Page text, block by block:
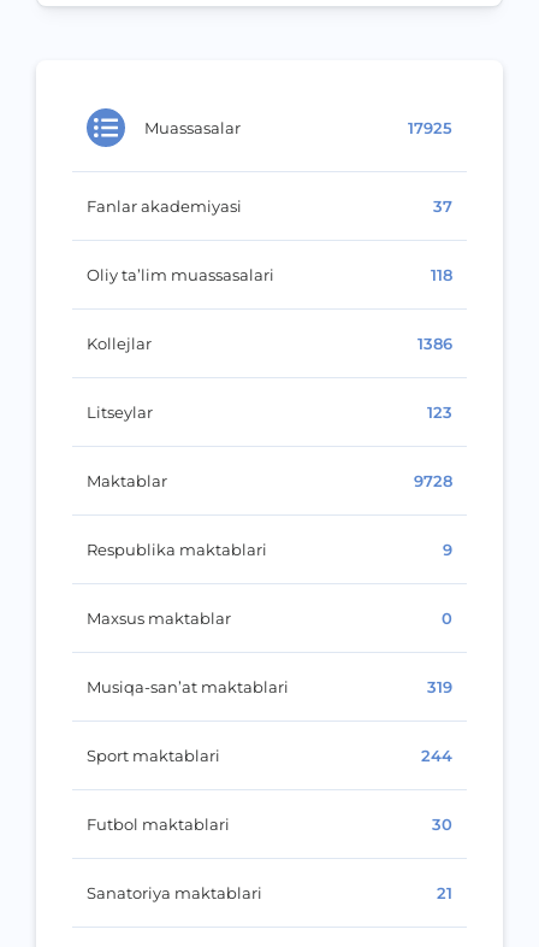
Muassasalar 17925
Fanlar akademiyasi 37
Oliy ta’lim muassasalari 118
Kollejlar 1386
Litseylar 123
Maktablar 9728
Respublika maktablari 9
Maxsus maktablar 0
Musiqa-san’at maktablari 319
Sport maktablari 244
Futbol maktablari 30
Sanatoriya maktablari 21